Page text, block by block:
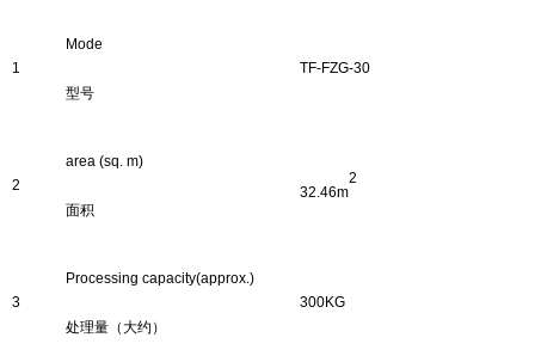
1
Mode
型号
TF-FZG-30
2
area (sq. m)
面积
32 46m
2
3
Processing capacity(approx.)
处理量（大约）
300KG